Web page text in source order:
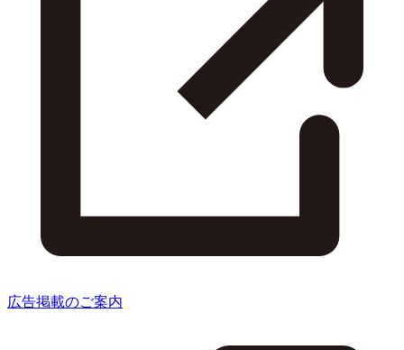
広告掲載のご案内